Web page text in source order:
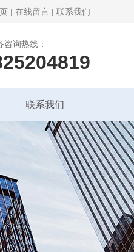
| 在线留言 | 联系我们
咨询热线：
联系我们